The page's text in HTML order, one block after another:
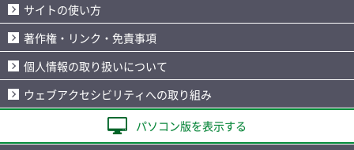
サイトの使い方
著作権・リンク・免責事項
個人情報の取り扱いについて
ウェブアクセシビリティへの取り組み
パソコン版を表示する